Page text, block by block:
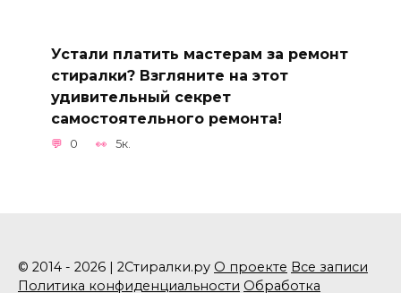
Устали платить мастерам за ремонт
стиралки? Взгляните на этот
удивительный секрет
самостоятельного ремонта!
0 5к.
© 2014 - 2026 | 2Стиралки.ру О проекте Все записи
Политика конфиденциальности Обработка